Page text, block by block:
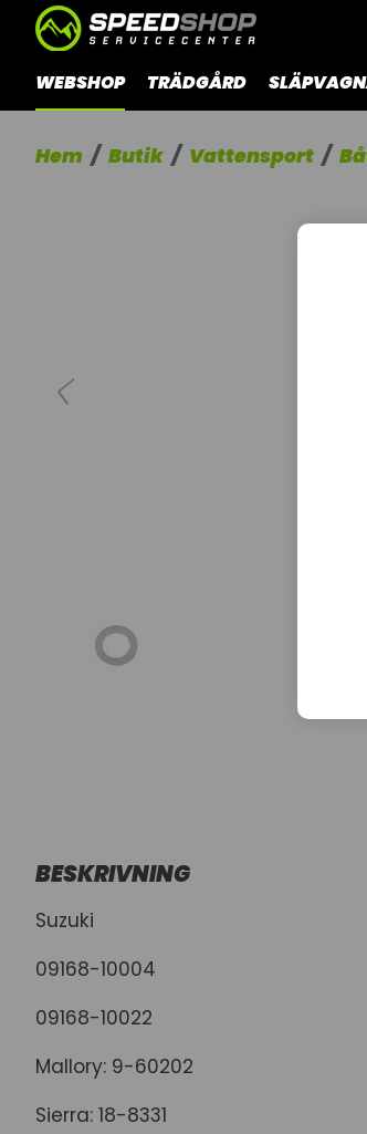
WEBSHOP TRÄDGÅRD
Hem Butik Vattensport
BESKRIVNING
Suzuki
09168-10004
09168-10022
Mallory: 9-60202
Sierra: 18-8331